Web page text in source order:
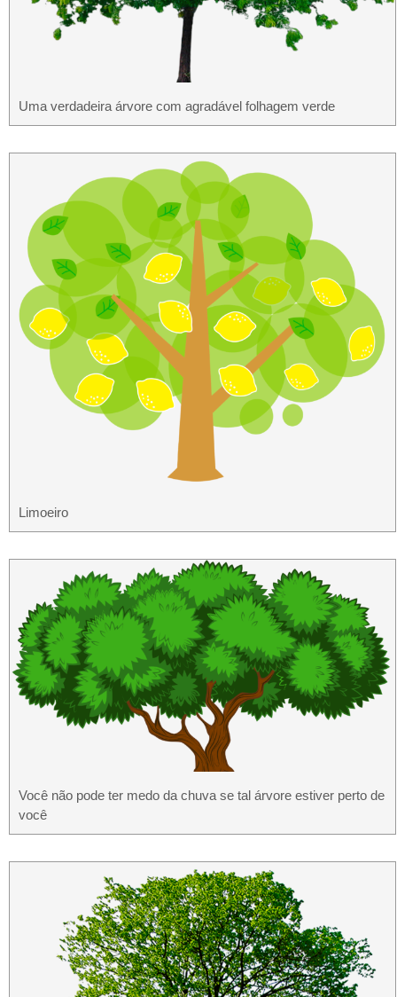
Uma verdadeira árvore com agradável folhagem verde
Limoeiro
Você não pode ter medo da chuva se tal árvore estiver perto de
você